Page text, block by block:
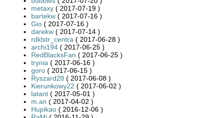
metaxy ( 2017-07-19 )
bartekw ( 2017-07-16 )
Gio ( 2017-07-16 )
darekw ( 2017-07-14 )
rdklstr_centra ( 2017-06-28 )
archi194 ( 2017-06-25 )
RedBlacksFan ( 2017-06-25 )
trynia ( 2017-06-16 )
goro ( 2017-06-15 )
Ryszard28 ( 2017-06-08 )
Kierunkowy22 ( 2017-06-02 )
latant ( 2017-05-01 )
m.an ( 2017-04-02 )
Hupikao ( 2016-12-06 )